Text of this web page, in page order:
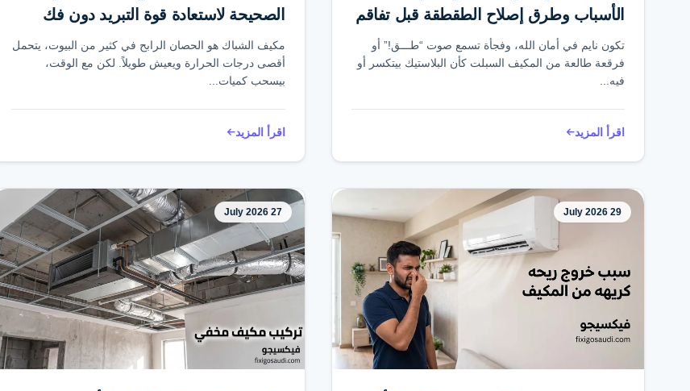
الأسباب وطرق إصلاح الطقطقة قبل تفاقم
المشكلة
تكون نايم في أمان الله، وفجأة تسمع صوت “طـــق!” أو
فرقعة طالعة من المكيف السبلت كأن البلاستيك بيتكسر أو
فيه...
اقرأ المزيد
الصحيحة لاستعادة قوة التبريد دون فك
المكيف
مكيف الشباك هو الحصان الرابح في كثير من البيوت، يتحمل
أقصى درجات الحرارة ويعيش طويلاً. لكن مع الوقت،
بيسحب كميات...
اقرأ المزيد
29 July 2026
27 July 2026